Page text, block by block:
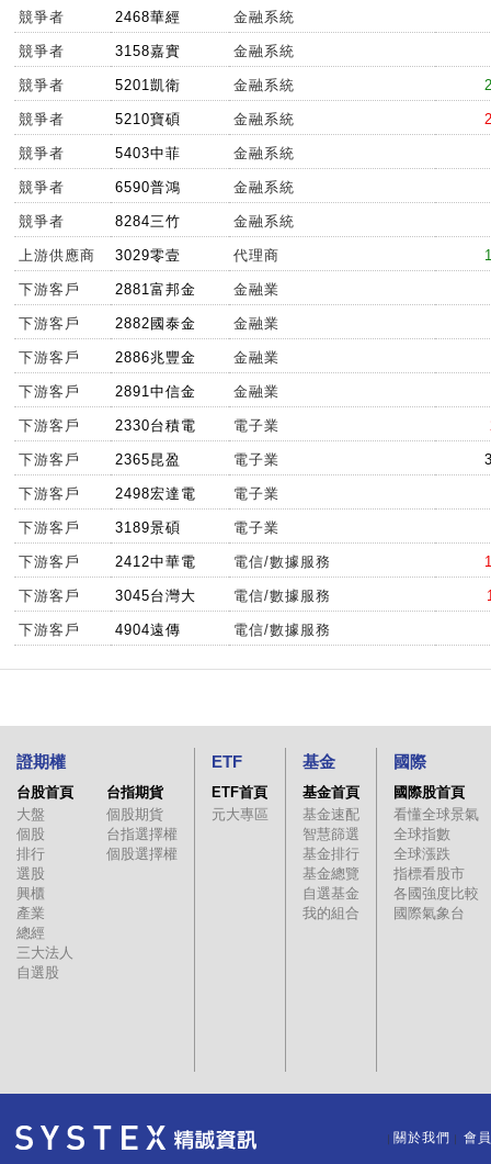
競爭者 2468華經 金融系統
競爭者 3158嘉實 金融系統
競爭者 5201凱衛 金融系統
競爭者 5210寶碩 金融系統
競爭者 5403中菲 金融系統
競爭者 6590普鴻 金融系統
競爭者 8284三竹 金融系統
上游供應商 3029零壹 代理商
下游客戶 2881富邦金 金融業
下游客戶 2882國泰金 金融業
下游客戶 2886兆豐金 金融業
下游客戶 2891中信金 金融業
下游客戶 2330台積電 電子業
下游客戶 2365昆盈 電子業
下游客戶 2498宏達電 電子業
下游客戶 3189景碩 電子業
下游客戶 2412中華電 電信/數據服務
下游客戶 3045台灣大 電信/數據服務
下游客戶 4904遠傳 電信/數據服務
證期權
台股首頁
大盤
個股
排行
選股
興櫃
產業
總經
三大法人
自選股
台指期貨
個股期貨
台指選擇權
個股選擇權
ETF
ETF首頁
元大專區
基金
基金首頁
基金速配
智慧篩選
基金排行
基金總覽
自選基金
我的組合
國際
國際股首頁
看懂全球景氣
全球指數
全球漲跌
指標看股市
各國強度比較
國際氣象台
關於我們 會